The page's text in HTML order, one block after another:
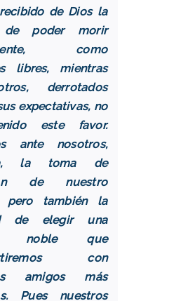
de Dios la
de poder morir
como
libres, mientras
derrotados
expectativas, no
este favor.
ante nosotros,
la toma de
de nuestro
pero también la
de elegir una
noble que
con
amigos más
Pues nuestros